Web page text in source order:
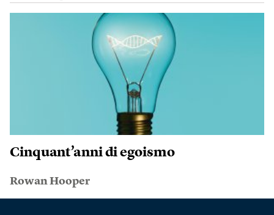
Cinquant’anni di egoismo
Rowan Hooper